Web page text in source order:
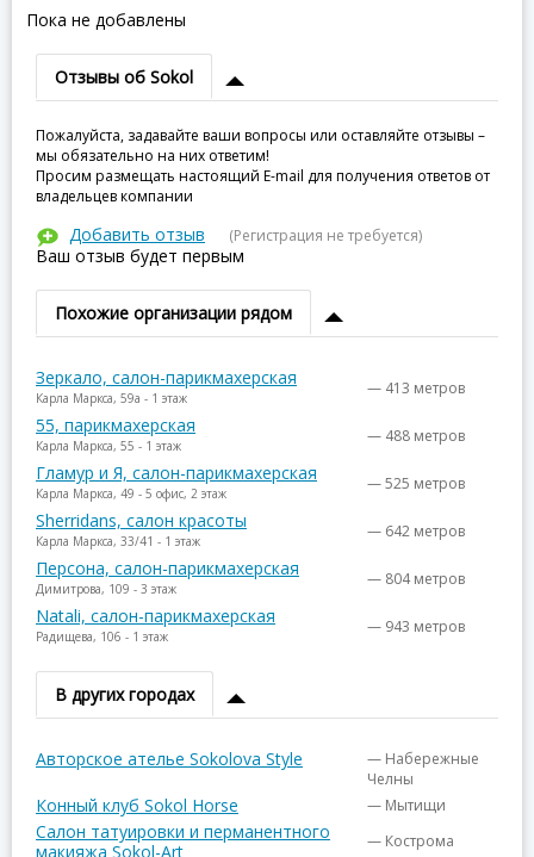
Пока не добавлены
Отзывы об Sokol
Пожалуйста, задавайте ваши вопросы или оставляйте отзывы –
мы обязательно на них ответим!
Просим размещать настоящий E-mail для получения ответов от
владельцев компании
Добавить отзыв (Регистрация не требуется)
Ваш отзыв будет первым
Похожие организации рядом
Зеркало, салон-парикмахерская
Карла Маркса, 59а - 1 этаж — 413 метров
55, парикмахерская
Карла Маркса, 55 - 1 этаж — 488 метров
Гламур и Я, салон-парикмахерская
Карла Маркса, 49 - 5 офис, 2 этаж — 525 метров
Sherridans, салон красоты
Карла Маркса, 33/41 - 1 этаж — 642 метров
Персона, салон-парикмахерская
Димитрова, 109 - 3 этаж — 804 метров
Natali, салон-парикмахерская
Радищева, 106 - 1 этаж — 943 метров
В других городах
Авторское ателье Sokolova Style
— Набережные
Челны
Конный клуб Sokol Horse — Мытищи
Салон татуировки и перманентного
макияжа Sokol-Art
— Кострома